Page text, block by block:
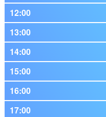
12:00
13:00
14:00
15:00
16:00
17:00